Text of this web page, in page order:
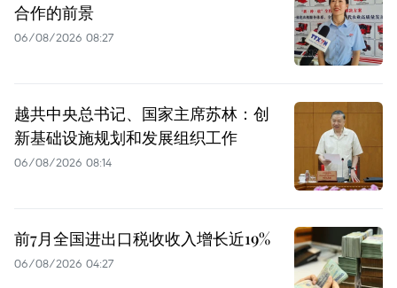
合作的前景
06/08/2026 08:27
越共中央总书记、国家主席苏林：创
新基础设施规划和发展组织工作
06/08/2026 08:14
前7月全国进出口税收收入增长近19%
06/08/2026 04:27